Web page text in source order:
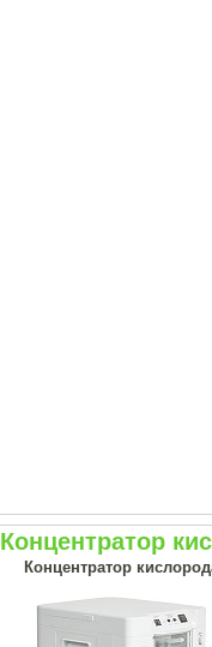
Концентратор
Концентратор